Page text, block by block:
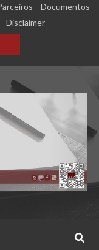
Documentos
Disclaimer
Calculadora
Tempo
de
Contribuição